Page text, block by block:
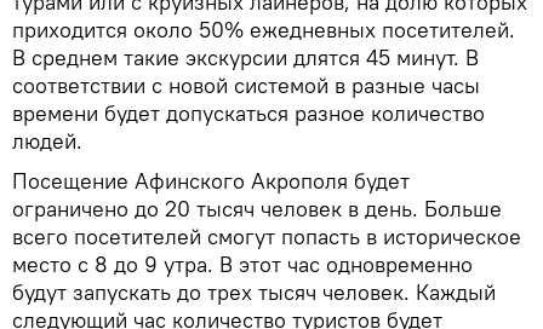
приходится около 50% ежедневных посетителей.
В среднем такие экскурсии длятся 45 минут. В
соответствии с новой системой в разные часы
времени будет допускаться разное количество
людей.
Посещение Афинского Акрополя будет
ограничено до 20 тысяч человек в день. Больше
всего посетителей смогут попасть в историческое
место с 8 до 9 утра. В этот час одновременно
будут запускать до трех тысяч человек. Каждый
следующий час количество туристов будет